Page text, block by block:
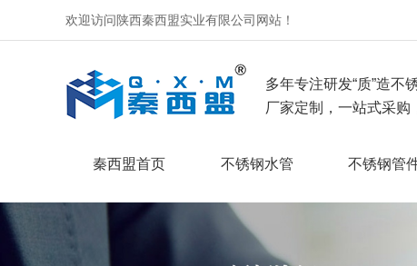
欢迎访问陕西秦西盟实业有限公司网站！
多年专注研发“质”造不
厂家定制，一站式采购
秦西盟首页 不锈钢水管 不锈钢管